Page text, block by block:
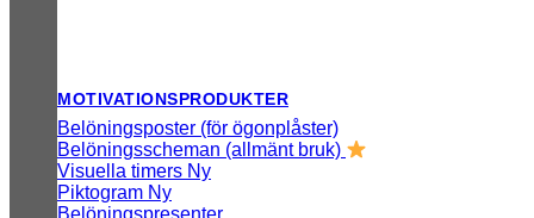
MOTIVATIONSPRODUKTER
Belöningsposter (för ögonplåster)
Belöningsscheman (allmänt bruk)
Visuella timers
Piktogram